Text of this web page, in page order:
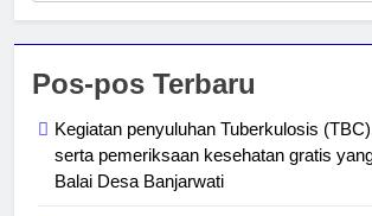
Pos-pos Terbaru
Kegiatan penyuluhan Tuberkulosis
serta pemeriksaan kesehatan gratis
Balai Desa Banjarwati